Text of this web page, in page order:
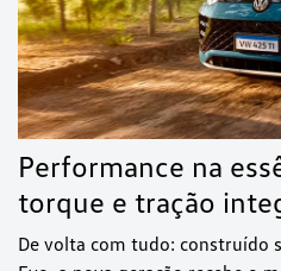
Performance na
torque e tração
De volta com tudo: construído